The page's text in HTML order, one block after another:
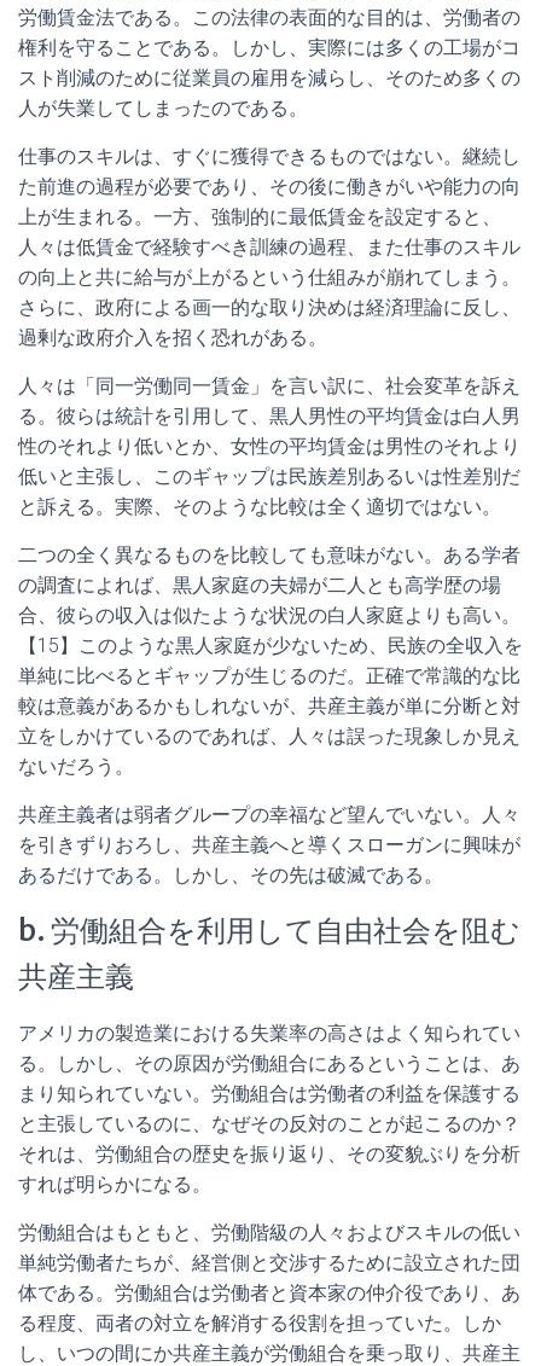
労働賃金法である。この法律の表面的な目的は、労働者の
権利を守ることである。しかし、実際には多くの工場がコ
スト削減のために従業員の雇用を減らし、そのため多くの
人が失業してしまったのである。
仕事のスキルは、すぐに獲得できるものではない。継続し
た前進の過程が必要であり、その後に働きがいや能力の向
上が生まれる。一方、強制的に最低賃金を設定すると、
人々は低賃金で経験すべき訓練の過程、また仕事のスキル
の向上と共に給与が上がるという仕組みが崩れてしまう。
さらに、政府による画一的な取り決めは経済理論に反し、
過剰な政府介入を招く恐れがある。
人々は「同一労働同一賃金」を言い訳に、社会変革を訴え
る。彼らは統計を引用して、黒人男性の平均賃金は白人男
性のそれより低いとか、女性の平均賃金は男性のそれより
低いと主張し、このギャップは民族差別あるいは性差別だ
と訴える。実際、そのような比較は全く適切ではない。
二つの全く異なるものを比較しても意味がない。ある学者
の調査によれば、黒人家庭の夫婦が二人とも高学歴の場
合、彼らの収入は似たような状況の白人家庭よりも高い。
【15】このような黒人家庭が少ないため、民族の全収入を
単純に比べるとギャップが生じるのだ。正確で常識的な比
較は意義があるかもしれないが、共産主義が単に分断と対
立をしかけているのであれば、人々は誤った現象しか見え
ないだろう。
共産主義者は弱者グループの幸福など望んでいない。人々
を引きずりおろし、共産主義へと導くスローガンに興味が
あるだけである。しかし、その先は破滅である。
b. 労働組合を利用して自由社会を阻む
共産主義
アメリカの製造業における失業率の高さはよく知られてい
る。しかし、その原因が労働組合にあるということは、あ
まり知られていない。労働組合は労働者の利益を保護する
と主張しているのに、なぜその反対のことが起こるのか？
それは、労働組合の歴史を振り返り、その変貌ぶりを分析
すれば明らかになる。
労働組合はもともと、労働階級の人々およびスキルの低い
単純労働者たちが、経営側と交渉するために設立された団
体である。労働組合は労働者と資本家の仲介役であり、あ
る程度、両者の対立を解消する役割を担っていた。しか
し、いつの間にか共産主義が労働組合を乗っ取り、共産主